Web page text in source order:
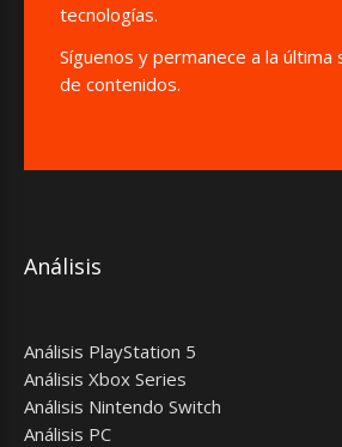
tecnologías.
Síguenos y permanece a la
de contenidos.
Análisis
Análisis PlayStation 5
Análisis Xbox Series
Análisis Nintendo Switch
Análisis PC